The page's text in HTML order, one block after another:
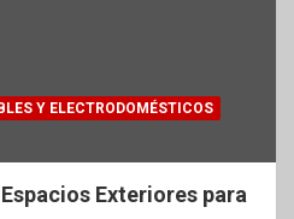
Y ELECTRODOMÉSTICOS
Exteriores para